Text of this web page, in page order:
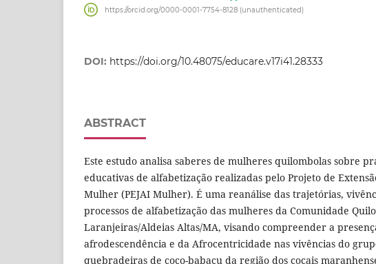
https://orcid.org/0000-0001-7754-8128 (unauthenticated)
DOI: https://doi.org/10.48075/educare.v17i41.28333
ABSTRACT
Este estudo analisa saberes de mulheres quilombolas sobre
educativas de alfabetização realizadas pelo Projeto de
Mulher (PEJAI Mulher). É uma reanálise das trajetórias,
processos de alfabetização das mulheres da Comunidade
Laranjeiras/Aldeias Altas/MA, visando compreender a
afrodescendência e da Afrocentricidade nas vivências do
quebradeiras de coco-babaçu da região dos cocais